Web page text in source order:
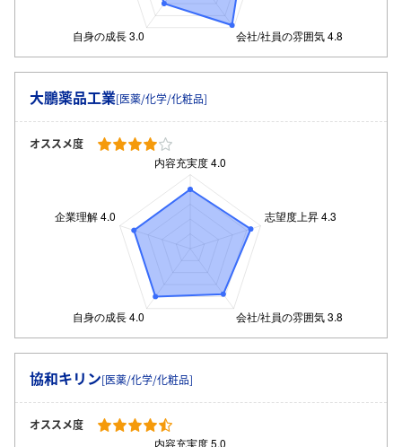
大鵬薬品工業[医薬/化学/化粧品]
オススメ度
協和キリン[医薬/化学/化粧品]
オススメ度